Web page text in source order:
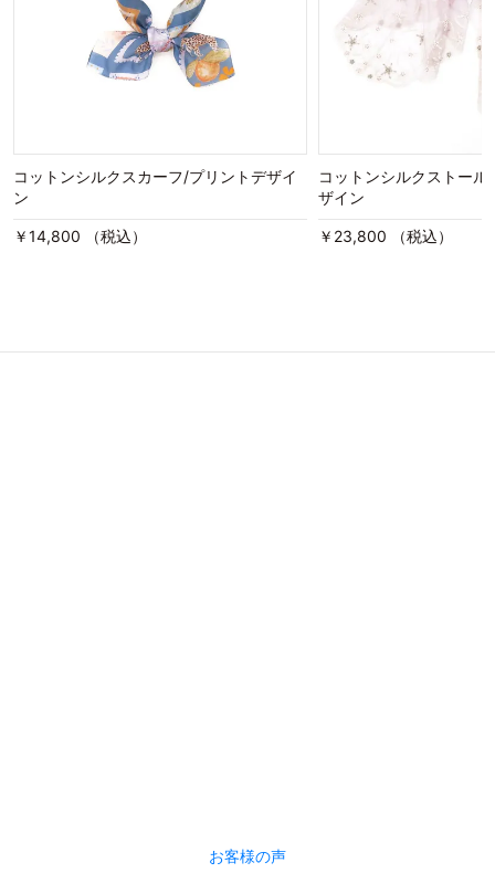
コットンシルクスカーフ/プリントデザイ
ン
￥14,800 （税込）
コットンシルクストール
ザイン
￥23,800 （税込）
お客様の声